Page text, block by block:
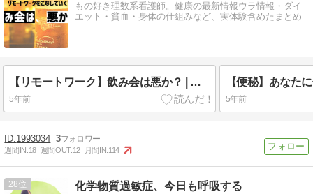
もの好き理数系看護師。健康の最新情報ウラ情報・ダイ
エット・貧血・身体の仕組みなど、実体験含めたまとめ
【リモートワーク】飲み会は悪か？ | 仕事で成果をあげるチームとは？
5年前 5年前
1993034 3
週間IN:18 週間OUT:12 月間IN:114
28 化学物質過敏症、今日も呼吸する